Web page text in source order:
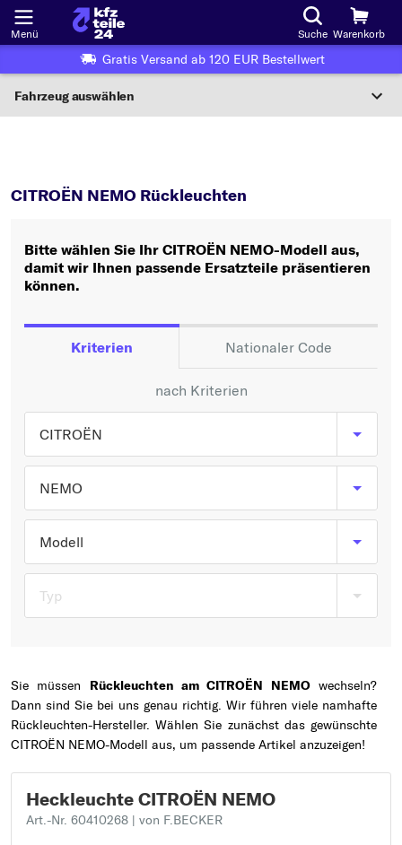
Menü Suche Warenkorb
Gratis Versand ab 120 EUR Bestellwert
Fahrzeug auswählen
Wo finde ich die?
Oder
Oder Fahrzeugauswahl nach Kriterien:
Hersteller wählen
Typ wählen
CITROËN NEMO Rückleuchten
Bitte wählen Sie Ihr CITROËN NEMO-Modell aus,
damit wir Ihnen passende Ersatzteile präsentieren
können.
Kriterien Nationaler Code
nach Kriterien
CITROËN
NEMO
Modell
Typ
Sie müssen Rückleuchten am CITROËN NEMOwechseln?
Dann sind Sie bei uns genau richtig. Wir führen viele namhafte
Rückleuchten-Hersteller. Wählen Sie zunächst das gewünschte
CITROËN NEMO-Modell aus, um passende Artikel anzuzeigen!
Heckleuchte CITROËN NEMO
Art.-Nr. 60410268 | von F.BECKER